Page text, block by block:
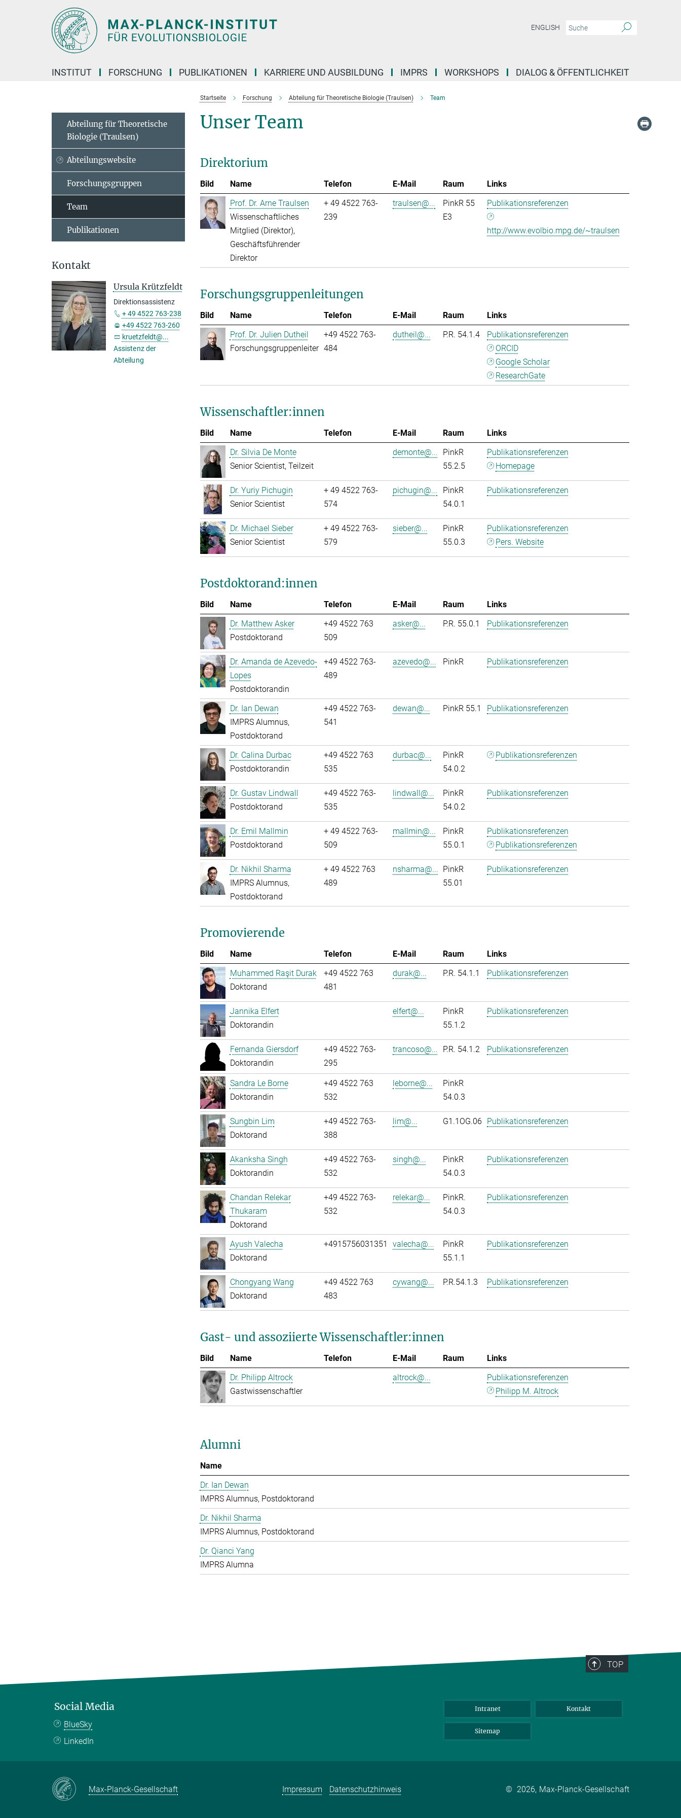
ENGLISH
INSTITUT FORSCHUNG PUBLIKATIONEN KARRIERE UND AUSBILDUNG IMPRS WORKSHOPS DIALOG & ÖFFENTLICHKEIT
Startseite Forschung Abteilung für Theoretische Biologie (Traulsen) Team
Unser Team
Direktorium
Bild Name Telefon E-Mail Raum
Links
Prof. Dr. Arne Traulsen
Wissenschaftliches
Mitglied (Direktor),
Geschäftsführender
Direktor
+ 49 4522 763-
239
traulsen@...
PinkR 55
E3
Publikationsreferenzen
http://www.evolbio.mpg.de/~traulsen
Forschungsgruppenleitungen
Bild Name Telefon E-Mail Raum
Links
Prof. Dr. Julien Dutheil
Forschungsgruppenleiter
+49 4522 763-
484
dutheil@... P.R. 54.1.4
Publikationsreferenzen
ORCID
Google Scholar
ResearchGate
Wissenschaftler:innen
Bild Name Telefon E-Mail Raum
Links
Dr. Silvia De Monte
Senior Scientist, Teilzeit
demonte@...
PinkR
55.2.5
Publikationsreferenzen
Homepage
Dr. Yuriy Pichugin
Senior Scientist
+ 49 4522 763-
574
pichugin@...
PinkR
54.0.1
Publikationsreferenzen
Dr. Michael Sieber
Senior Scientist
+ 49 4522 763-
579
sieber@...
PinkR
55.0.3
Publikationsreferenzen
Pers. Website
Postdoktorand:innen
Bild Name Telefon E-Mail Raum
Links
Dr. Matthew Asker
Postdoktorand
+49 4522 763
509
asker@... P.R. 55.0.1 Publikationsreferenzen
Dr. Amanda de Azevedo-
Lopes
Postdoktorandin
+49 4522 763-
489
azevedo@... PinkR Publikationsreferenzen
Dr. Ian Dewan
IMPRS Alumnus,
Postdoktorand
+49 4522 763-
541
dewan@... PinkR 55.1 Publikationsreferenzen
Dr. Calina Durbac
Postdoktorandin
+49 4522 763
535
durbac@...
PinkR
54.0.2
Publikationsreferenzen
Dr. Gustav Lindwall
Postdoktorand
+49 4522 763-
535
lindwall@...
PinkR
54.0.2
Publikationsreferenzen
Dr. Emil Mallmin
Postdoktorand
+ 49 4522 763-
509
mallmin@...
PinkR
55.0.1
Publikationsreferenzen
Publikationsreferenzen
Dr. Nikhil Sharma
IMPRS Alumnus,
Postdoktorand
+ 49 4522 763
489
nsharma@... PinkR
55.01
Publikationsreferenzen
Promovierende
Bild Name Telefon E-Mail Raum
Links
Muhammed Raşit Durak
Doktorand
+49 4522 763
481
durak@... P.R. 54.1.1 Publikationsreferenzen
Jannika Elfert
Doktorandin
elfert@...
PinkR
55.1.2
Publikationsreferenzen
Fernanda Giersdorf
Doktorandin
+49 4522 763-
295
trancoso@... P.R. 54.1.2 Publikationsreferenzen
Sandra Le Borne
Doktorandin
+49 4522 763
532
leborne@...
PinkR
54.0.3
Sungbin Lim
Doktorand
+49 4522 763-
388
lim@... G1.1OG.06 Publikationsreferenzen
Akanksha Singh
Doktorandin
+49 4522 763-
532
singh@...
PinkR
54.0.3
Publikationsreferenzen
Chandan Relekar
Thukaram
Doktorand
+49 4522 763-
532
relekar@...
PinkR.
54.0.3
Publikationsreferenzen
Ayush Valecha
Doktorand
+4915756031351 valecha@...
PinkR
55.1.1
Publikationsreferenzen
Chongyang Wang
Doktorand
+49 4522 763
483
cywang@... P.R.54.1.3 Publikationsreferenzen
Gast- und assoziierte Wissenschaftler:innen
Bild Name Telefon E-Mail Raum
Links
Dr. Philipp Altrock
Gastwissenschaftler
altrock@...
Publikationsreferenzen
Philipp M. Altrock
Alumni
Name
Dr. Ian Dewan
IMPRS Alumnus, Postdoktorand
Dr. Nikhil Sharma
IMPRS Alumnus, Postdoktorand
Dr. Qianci Yang
IMPRS Alumna
Abteilung für Theoretische
Biologie (Traulsen)
Abteilungswebsite
Forschungsgruppen
Team
Publikationen
Kontakt
Ursula Krützfeldt
Direktionsassistenz
+ 49 4522 763-238
+49 4522 763-260
kruetzfeldt@...
Assistenz der
Abteilung
TOP
Social Media
BlueSky
LinkedIn
Intranet Kontakt
Sitemap
Max-Planck-Gesellschaft Impressum Datenschutzhinweis © 2026, Max-Planck-Gesellschaft